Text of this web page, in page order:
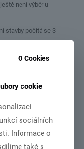
není výběr u
počítá se 3
1 mil. (?!), čeká
O Cookies
cookie
sociálních
Informace o
také s